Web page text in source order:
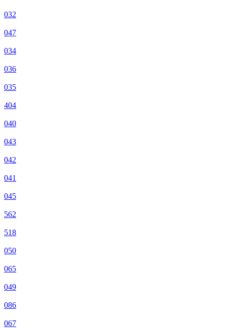
032
047
034
036
035
404
040
043
042
041
045
562
518
050
065
049
086
067